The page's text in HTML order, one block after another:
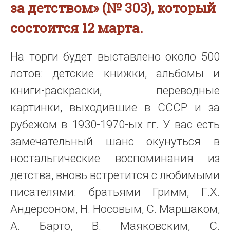
за детством» (№ 303), который
состоится 12 марта.
На торги будет выставлено около 500
лотов: детские книжки, альбомы и
книги-раскраски, переводные
картинки, выходившие в СССР и за
рубежом в 1930-1970-ых гг. У вас есть
замечательный шанс окунуться в
ностальгические воспоминания из
детства, вновь встретится с любимыми
писателями: братьями Гримм, Г.Х.
Андерсоном, Н. Носовым, С. Маршаком,
А. Барто, В. Маяковским, С.